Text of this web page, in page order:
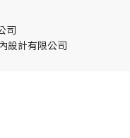
司
設計有限公司